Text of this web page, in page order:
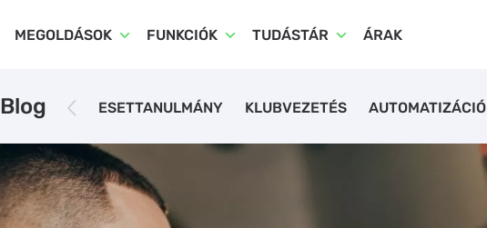
MEGOLDÁSOK FUNKCIÓK TUDÁSTÁR ÁRAK
Blog ESETTANULMÁNY KLUBVEZETÉS AUTOMATIZÁCIÓ